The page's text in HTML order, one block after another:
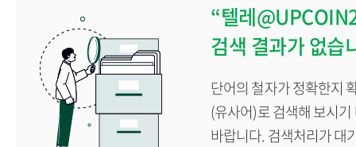
각종 증명서발급“텔레
검색 결과가 없습
단어의 철자가 정확한지
(유사어)로 검색해 보시
바랍니다. 검색처리가 대